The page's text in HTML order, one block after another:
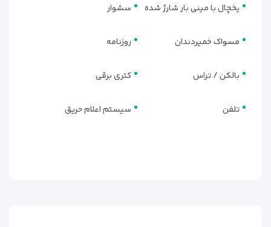
یخچال با مینی بار شارژ شده سشوار
مسواک خمیردندان روزنامه
بالکن / تراس کتری برقی
تلفن سیستم اعلام حریق